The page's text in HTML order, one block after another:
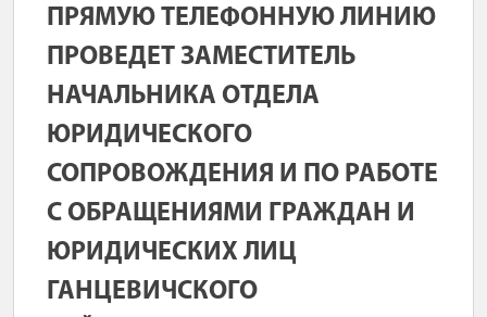
ПРЯМУЮ ТЕЛЕФОННУЮ ЛИНИЮ
ПРОВЕДЕТ ЗАМЕСТИТЕЛЬ
НАЧАЛЬНИКА ОТДЕЛА
ЮРИДИЧЕСКОГО
СОПРОВОЖДЕНИЯ И ПО РАБОТЕ
С ОБРАЩЕНИЯМИ ГРАЖДАН И
ЮРИДИЧЕСКИХ ЛИЦ
ГАНЦЕВИЧСКОГО